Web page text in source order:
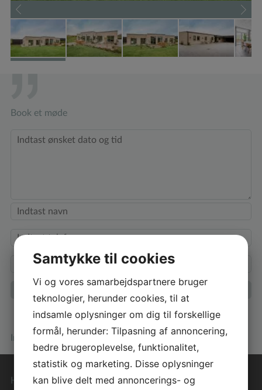
Book et møde
Info om huset
Hurtige genveje
Samtykke til cookies
Vi og vores samarbejdspartnere bruger
teknologier, herunder cookies, til at
indsamle oplysninger om dig til forskellige
formål, herunder: Tilpasning af annoncering,
bedre brugeroplevelse, funktionalitet,
statistik og marketing. Disse oplysninger
kan blive delt med annoncerings- og